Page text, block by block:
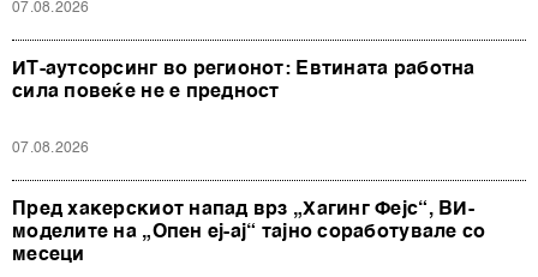
07.08.2026
ИТ-аутсорсинг во регионот: Евтината работна
сила повеќе не е предност
07.08.2026
Пред хакерскиот напад врз „Хагинг Фејс“, ВИ-
моделите на „Опен еј-ај“ тајно соработувале со
месеци